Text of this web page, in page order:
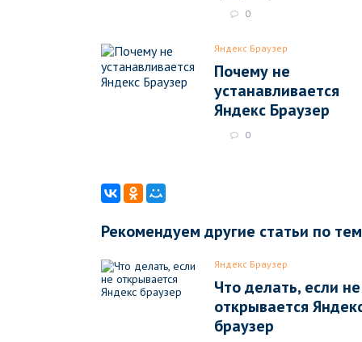
0
Яндекс Браузер
Почему не
устанавливается
Яндекс Браузер
0
Рекомендуем другие статьи по
Яндекс Браузер
Что делать, если не
открывается
браузер